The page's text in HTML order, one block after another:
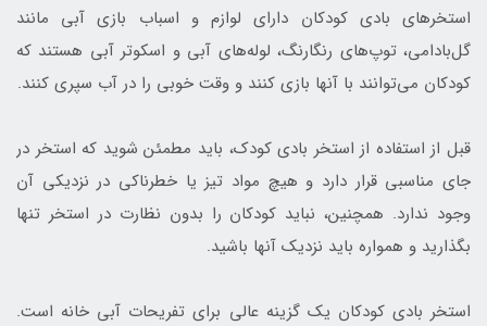
استخرهای بادی کودکان دارای لوازم و اسباب بازی آبی مانند
گل‌بادامی، توپ‌های رنگارنگ، لوله‌های آبی و اسکوتر آبی هستند که
کودکان می‌توانند با آنها بازی کنند و وقت خوبی را در آب سپری کنند.
قبل از استفاده از استخر بادی کودک، باید مطمئن شوید که استخر در
جای مناسبی قرار دارد و هیچ مواد تیز یا خطرناکی در نزدیکی آن
وجود ندارد. همچنین، نباید کودکان را بدون نظارت در استخر تنها
بگذارید و همواره باید نزدیک آنها باشید.
استخر بادی کودکان یک گزینه عالی برای تفریحات آبی خانه است.